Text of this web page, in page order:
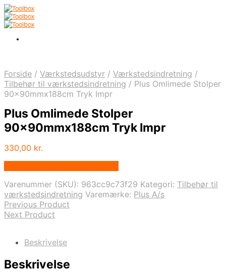
Forside / Værkstedsudstyr / Værkstedsindretning /
Tilbehør til værkstedsindretning / Plus Omlimede Stolper
90x90mmx188cm Tryk Impr
Plus Omlimede Stolper
90x90mmx188cm Tryk Impr
330,00 kr.
Varenummer (SKU): 963cc9c73f29 Kategori: Tilbehør til
værkstedsindretning Varemærke: Plus A/s
Previous Product
Next Product
Beskrivelse
Beskrivelse